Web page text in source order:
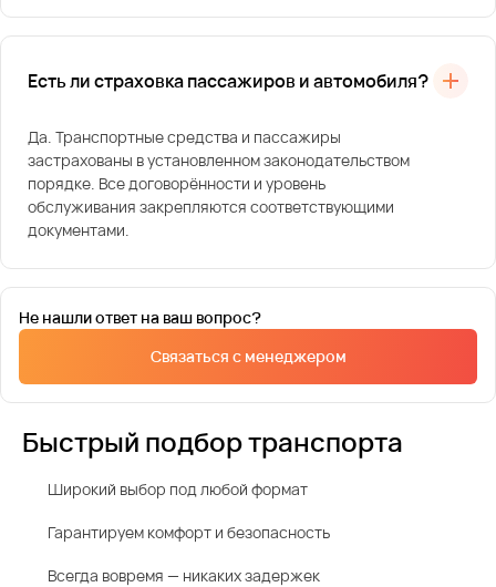
Есть ли страховка пассажиров и автомобиля?
Да. Транспортные средства и пассажиры
застрахованы в установленном законодательством
порядке. Все договорённости и уровень
обслуживания закрепляются соответствующими
документами.
Не нашли ответ на ваш вопрос?
Связаться с менеджером
Быстрый подбор транспорта
Широкий выбор под любой формат
Гарантируем комфорт и безопасность
Всегда вовремя — никаких задержек